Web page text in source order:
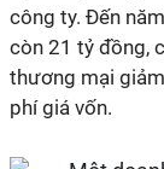
công ty. Đến
còn 21 tỷ đồng,
thương mại
phí giá vốn.